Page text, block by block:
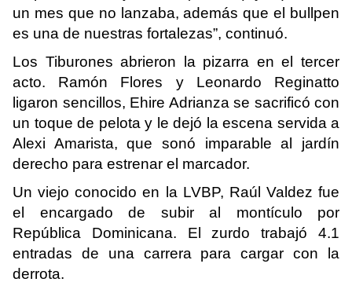
un mes que no lanzaba, además que el bullpen
es una de nuestras fortalezas”, continuó.
Los Tiburones abrieron la pizarra en el tercer
acto. Ramón Flores y Leonardo Reginatto
ligaron sencillos, Ehire Adrianza se sacrificó con
un toque de pelota y le dejó la escena servida a
Alexi Amarista, que sonó imparable al jardín
derecho para estrenar el marcador.
Un viejo conocido en la LVBP, Raúl Valdez fue
el encargado de subir al montículo por
República Dominicana. El zurdo trabajó 4.1
entradas de una carrera para cargar con la
derrota.